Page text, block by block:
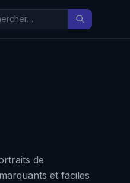
de
et faciles